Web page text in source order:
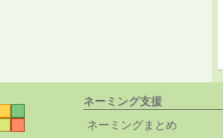
ネーミング支援
ネーミングまとめ